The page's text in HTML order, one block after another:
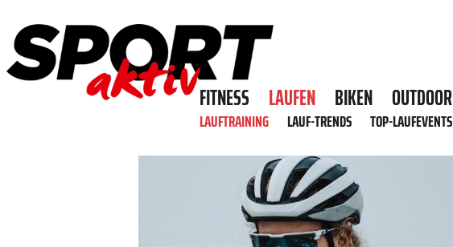
FITNESS LAUFEN BIKEN OUTDOOR
LAUFTRAINING LAUF-TRENDS TOP-LAUFEVENTS